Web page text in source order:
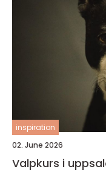
inspiration
02. June 2026
Valpkurs i uppsala grunden för en trygg